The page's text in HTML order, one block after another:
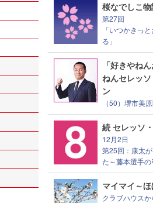
桜なでしこ
第27回
「いつかきっ
る」
「好きやね
ねんセレッ
ン
（50）堺市美
続 セレッソ
12月2日
第25回：康太
た～藤本選手
マイマイ～
クラブハウス